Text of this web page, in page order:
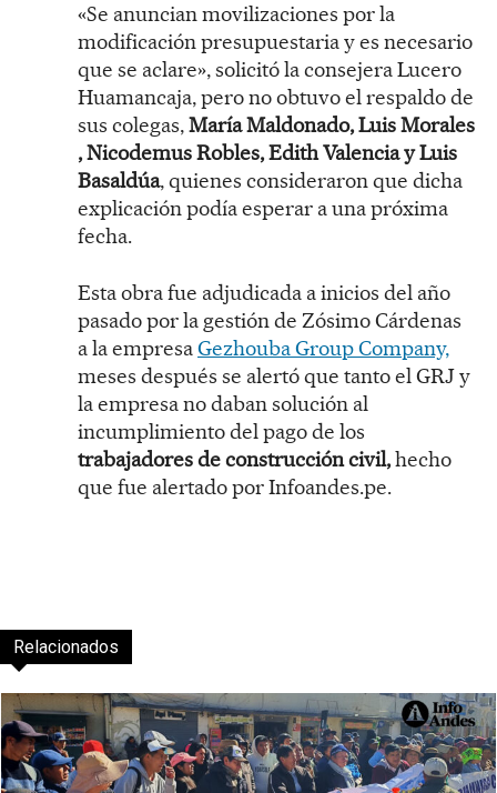
«Se anuncian movilizaciones por la
modificación presupuestaria y es necesario
que se aclare», solicitó la consejera Lucero
Huamancaja, pero no obtuvo el respaldo de
sus colegas,María Maldonado, Luis Morales
, Nicodemus Robles, Edith Valencia y Luis
Basaldúa, quienes consideraron que dicha
explicación podía esperar a una próxima
fecha.
Esta obra fue adjudicada a inicios del año
pasado por la gestión de Zósimo Cárdenas
a la empresaGezhouba Group Company,
meses después se alertó que tanto el GRJ y
la empresa no daban solución al
incumplimiento del pago de los
trabajadores de construcción civil,hecho
que fue alertado por Infoandes.pe.
Relacionados